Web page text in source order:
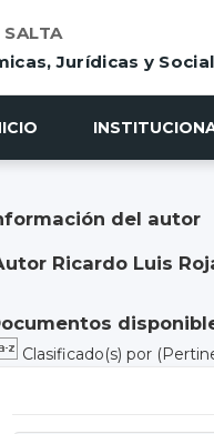
Jurídicas y
del autor
Ricardo Luis
Clasificado(s) por